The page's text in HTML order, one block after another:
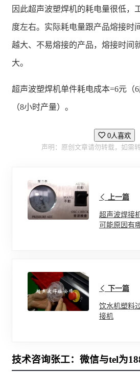
因此超声波塑焊机的耗电量很低，
度左右。实际耗电量跟产品熔接时
越大、不易熔接的产品，熔接时间
大。
超声波塑焊机单件耗电成本=6元（
（8小时产量）。
0人喜欢
声明：原创文章请勿转载，如需
上一篇
超声波焊接
可能原因有
下一篇
饮水机塑料
接机
技术咨询张工：微信与tel为